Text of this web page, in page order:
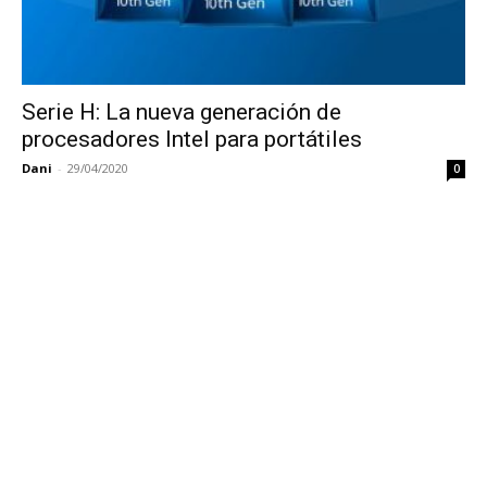
Serie H: La nueva generación de
procesadores Intel para portátiles
Dani - 29/04/2020 0